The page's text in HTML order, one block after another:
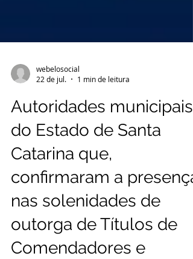
22 de jul.
1 min de leitura
Autoridades municipais
do Estado de Santa
Catarina que,
confirmaram a presença
nas solenidades de
outorga de Títulos de